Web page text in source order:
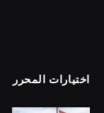
اختيارات المحرر